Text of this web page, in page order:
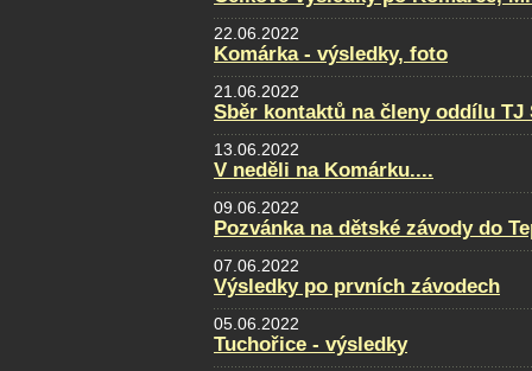
22.06.2022
Komárka - výsledky, foto
21.06.2022
Sběr kontaktů na členy oddílu TJ
13.06.2022
V neděli na Komárku....
09.06.2022
Pozvánka na dětské závody do
07.06.2022
Výsledky po prvních závodech
05.06.2022
Tuchořice - výsledky